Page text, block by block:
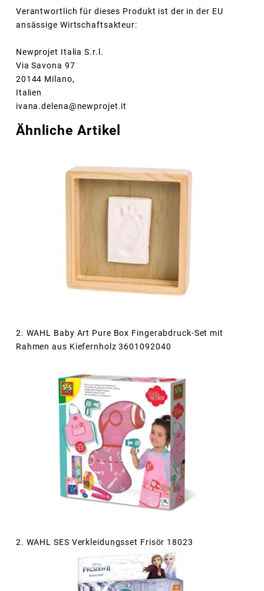
Verantwortlich für dieses Produkt ist der in der EU
ansässige Wirtschaftsakteur:
Newprojet Italia S.r.l.
Via Savona 97
20144 Milano,
Italien
ivana.delena@newprojet.it
Ähnliche Artikel
2. WAHL Baby Art Pure Box Fingerabdruck-Set mit
Rahmen aus Kiefernholz 3601092040
2. WAHL SES Verkleidungsset Frisör 18023